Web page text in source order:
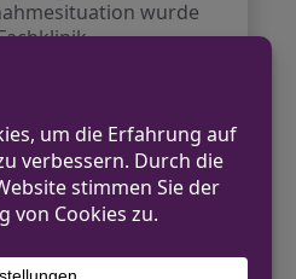
wurde
und wurden von der
Der Vorfall führte
im
Bundespolizei hat
Gefährdung des